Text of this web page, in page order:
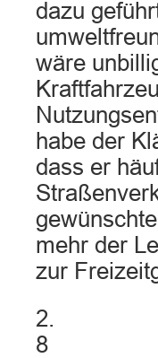
dazu
wäre
habe der
dass er
mehr der
zur
2.
8